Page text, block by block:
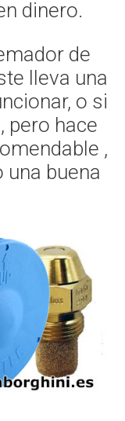
dinero.
de
lleva una
o si
pero hace
,
buena